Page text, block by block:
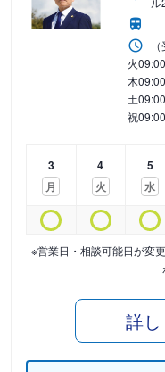
火
木
土
祝
3
月
4
火
5
水
※営業日・相談可能日が変
詳